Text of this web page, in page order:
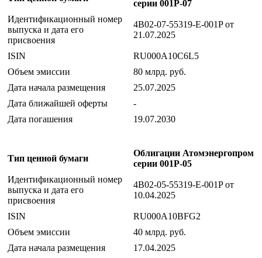
серии 001P-07
Идентификационный номер
выпуска и дата его
присвоения
4B02-07-55319-E-001P от
21.07.2025
ISIN
RU000A10C6L5
Объем эмиссии
80 млрд. руб.
Дата начала размещения
25.07.2025
Дата ближайшей оферты
-
Дата погашения
19.07.2030
Тип ценной бумаги
Облигации Атомэнергопром
серии 001P-05
Идентификационный номер
выпуска и дата его
присвоения
4B02-05-55319-E-001P от
10.04.2025
ISIN
RU000A10BFG2
Объем эмиссии
40 млрд. руб.
Дата начала размещения
17.04.2025